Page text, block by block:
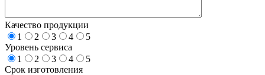
Качество продукции
1
2 3 4
5
Уровень сервиса
1
2 3 4
5
Срок изготовления